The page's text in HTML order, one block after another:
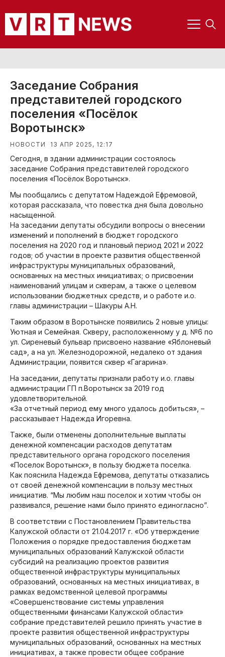
Заседание Собрания
представителей городского
поселения «Посёлок
Воротынск»
НОВОСТИ 13 АПР 2025, 12:17
Сегодня, в здании администрации состоялось
заседание Собрания представителей городского
поселения «Посёлок Воротынск».
Мы пообщались с депутатом Надеждой Ефремовой,
которая рассказала, что повестка дня была довольно
насыщенной.
На заседании депутаты обсудили вопросы о внесении
изменений и пополнений в бюджет городского
поселения на 2020 год и плановый период 2021 и 2022
годов; об участии в проекте развития общественной
инфраструктуры муниципальных образований,
основанных на местных инициативах; о присвоении
наименований улицам и скверам, а также о целевом
использовании бюджетных средств, и о работе и.о.
главы администрации – Шакуры А.Н.
Таким образом в Воротынске появились 2 новые улицы:
Уютная и Семейная. Скверу, расположенному у д. №6 по
ул. Сиреневый бульвар присвоено название «Яблоневый
сад», а на ул. Железнодорожной, недалеко от здания
Администрации, появится сквер «Гагарина».
На заседании, депутаты признали работу и.о. главы
администрации ГП п.Воротынск за 2019 год
удовлетворительной.
«За отчетный период ему много удалось добиться» , –
рассказывает Надежда Игоревна.
Также, были отменены дополнительные выплаты
денежной компенсации расходов депутатам
представительного органа городского поселения
«Поселок Воротынск», в пользу бюджета поселка.
Как пояснила Надежда Ефремова, депутаты отказались
от своей денежной компенсации в пользу местных
инициатив. “Мы любим наш поселок и хотим чтобы он
развивался, решение нами было принято единогласно”.
В соответствии с Постановлением Правительства
Калужской области от 21.04.2017 г. «Об утверждение
Положения о порядке предоставления бюджетам
муниципальных образований Калужской области
субсидий на реализацию проектов развития
общественной инфраструктуры муниципальных
образований, основанных на местных инициативах, в
рамках ведомственной целевой программы
«Совершенствование системы управления
общественными финансами Калужской области»
собрание представителей решило принять участие в
проекте развития общественной инфраструктуры
муниципальных образований, основанных на местных
инициативах, а также провести общее собрание